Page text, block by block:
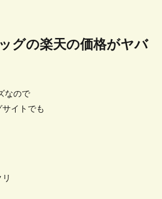
グの楽天の価格がヤバ
なので
イトでも